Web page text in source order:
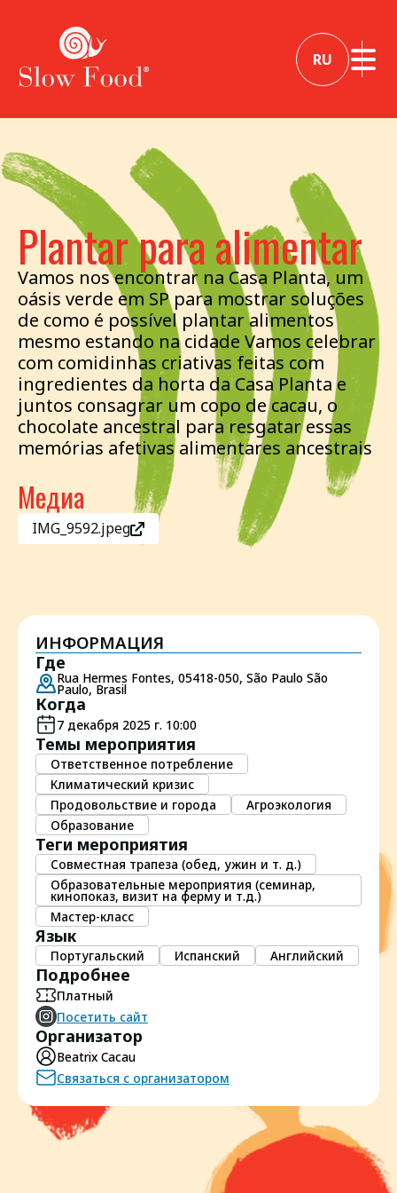
RU
Plantar para alimentar
Vamos nos encontrar na Casa Planta, um
oásis verde em SP para mostrar soluções
de como é possível plantar alimentos
mesmo estando na cidade Vamos celebrar
com comidinhas criativas feitas com
ingredientes da horta da Casa Planta e
juntos consagrar um copo de cacau, o
chocolate ancestral para resgatar essas
memórias afetivas alimentares ancestrais
Медиа
IMG_9592.jpeg
ИНФОРМАЦИЯ
Где
Rua Hermes Fontes, 05418-050, São Paulo São
Paulo, Brasil
Когда
7 декабря 2025 г. 10:00
Темы мероприятия
Ответственное потребление
Климатический кризис
Продовольствие и города
Агроэкология
Образование
Теги мероприятия
Совместная трапеза (обед, ужин и т. д.)
Образовательные мероприятия (семинар,
кинопоказ, визит на ферму и т.д.)
Мастер-класс
Язык
Португальский Испанский Английский
Подробнее
Платный
Посетить сайт
Организатор
Beatrix Cacau
Связаться с организатором